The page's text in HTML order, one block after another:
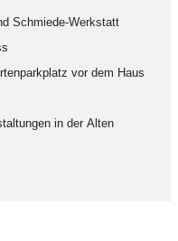
Schmiede-Werkstatt
vor dem Haus
in der Alten